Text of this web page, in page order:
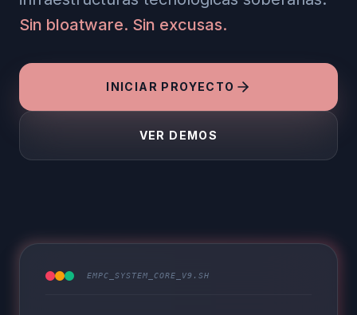
Sin bloatware. Sin excusas.
INICIAR PROYECTO
VER DEMOS
EMPC_SYSTEM_CORE_V9.SH